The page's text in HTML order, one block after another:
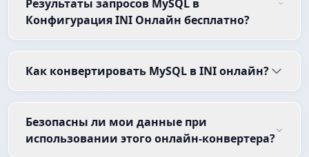
Результаты запросов MySQL в
Конфигурация INI Онлайн бесплатно?
Как конвертировать MySQL в INI онлайн?
Безопасны ли мои данные при
использовании этого онлайн-конвертера?